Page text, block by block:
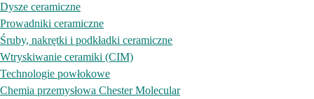
Dysze ceramiczne
Prowadniki ceramiczne
Śruby, nakrętki i podkładki ceramiczne
Wtryskiwanie ceramiki (CIM)
Technologie powłokowe
Chemia przemysłowa Chester Molecular